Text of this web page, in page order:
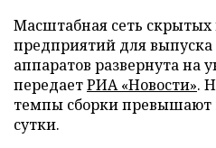
Масштабная сеть
предприятий для
аппаратов развернута на
передаетРИА «Новости».
темпы сборки превышают
сутки.